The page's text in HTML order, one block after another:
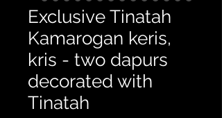
Exclusive Tinatah
Kamarogan keris,
kris - two dapurs
decorated with
Tinatah